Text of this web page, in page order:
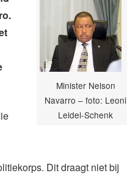
Minister Nelson
Navarro – foto: Leoni
Leidel-Schenk
Dit draagt niet bij